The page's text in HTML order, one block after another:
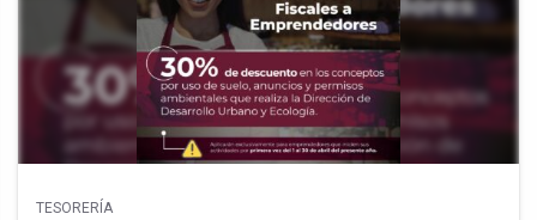
TESORERÍA